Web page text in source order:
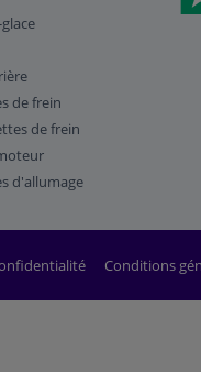
de frein
de frein
d'allumage
Conditions